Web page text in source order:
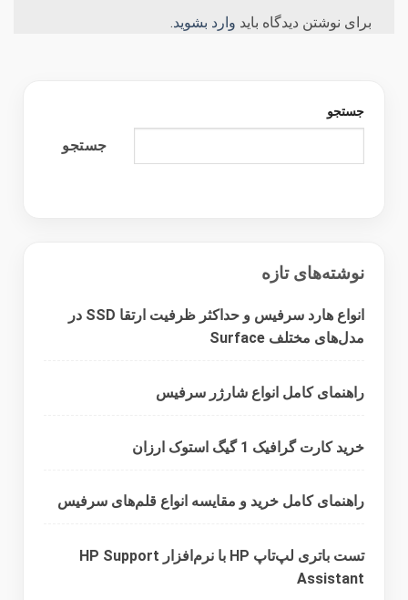
برای نوشتن دیدگاه باید وارد بشوید.
جستجو
جستجو
نوشته‌های تازه
انواع هارد سرفیس و حداکثر ظرفیت ارتقا SSD در
مدل‌های مختلف Surface
راهنمای کامل انواع شارژر سرفیس
خرید کارت گرافیک 1 گیگ استوک ارزان
راهنمای کامل خرید و مقایسه انواع قلم‌های سرفیس
تست باتری لپ‌تاپ HP با نرم‌افزار HP Support
Assistant